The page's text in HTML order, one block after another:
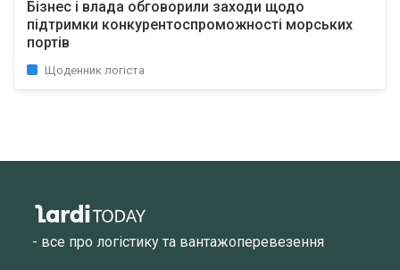
Бізнес і влада обговорили заходи щодо
підтримки конкурентоспроможності морських
портів
Щоденник логіста
- все про логістику та вантажоперевезення